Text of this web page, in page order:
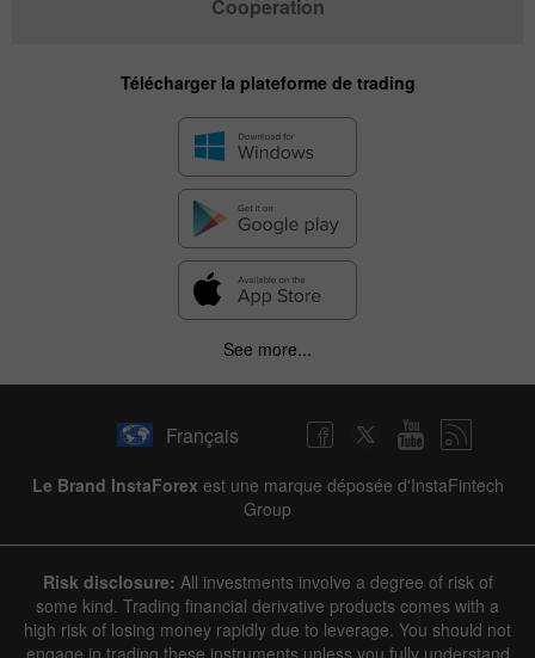
Cooperation
Télécharger la plateforme de trading
See more...
Français
Le Brand InstaForex est une marque déposée d'InstaFintech
Group
Risk disclosure: All investments involve a degree of risk of
some kind. Trading financial derivative products comes with a
high risk of losing money rapidly due to leverage. You should not